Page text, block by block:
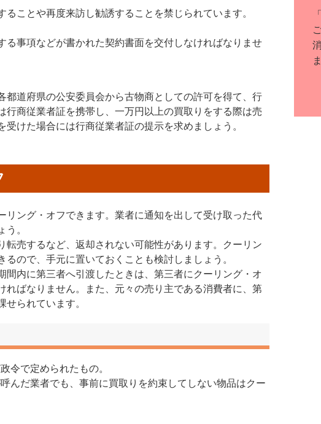
ことや再度来訪し勧誘することを禁じられています。
事項などが書かれた契約書面を交付しなければなりませ
道府県の公安委員会から古物商としての許可を得て、行
商従業者証を携帯し、一万円以上の買取りをする際は売
けた場合には行商従業者証の提示を求めましょう。
ング・オフできます。業者に通知を出して受け取った代
う。
転売するなど、返却されない可能性があります。クーリン
ので、手元に置いておくことも検討しましょう。
内に第三者へ引渡したときは、第三者にクーリング・オ
ればなりません。また、元々の売り主である消費者に、第
られています。
令で定められたもの。
んだ業者でも、事前に買取りを約束してしない物品はクー